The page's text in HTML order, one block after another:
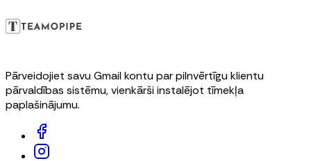
Pārveidojiet savu Gmail kontu par pilnvērtīgu klientu
pārvaldības sistēmu, vienkārši instalējot tīmekļa
paplašinājumu.